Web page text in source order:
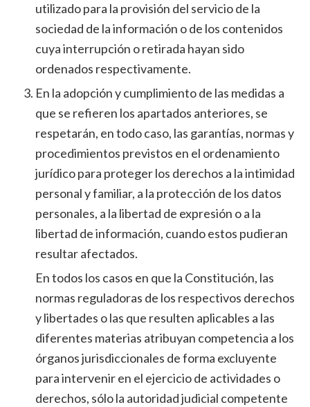
utilizado para la provisión del servicio de la
sociedad de la información o de los contenidos
cuya interrupción o retirada hayan sido
ordenados respectivamente.
En la adopción y cumplimiento de las medidas a
que se refieren los apartados anteriores, se
respetarán, en todo caso, las garantías, normas y
procedimientos previstos en el ordenamiento
jurídico para proteger los derechos a la intimidad
personal y familiar, a la protección de los datos
personales, a la libertad de expresión o a la
libertad de información, cuando estos pudieran
resultar afectados.
En todos los casos en que la Constitución, las
normas reguladoras de los respectivos derechos
y libertades o las que resulten aplicables a las
diferentes materias atribuyan competencia a los
órganos jurisdiccionales de forma excluyente
para intervenir en el ejercicio de actividades o
derechos, sólo la autoridad judicial competente